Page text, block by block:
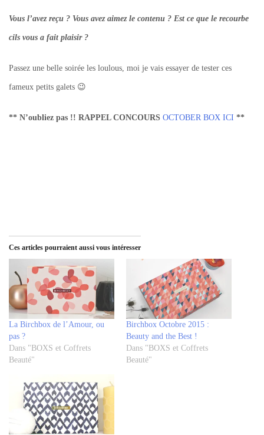
Vous l’avez reçu ? Vous avez aimez le contenu ? Est ce que le recourbe
cils vous a fait plaisir ?
Passez une belle soirée les loulous, moi je vais essayer de tester ces
fameux petits galets 😉
** N’oubliez pas !! RAPPEL CONCOURS OCTOBER BOX ICI **
Ces articles pourraient aussi vous intéresser
La Birchbox de l’Amour, ou
pas ?
Dans "BOXS et Coffrets
Beauté"
Birchbox Octobre 2015 :
Beauty and the Best !
Dans "BOXS et Coffrets
Beauté"